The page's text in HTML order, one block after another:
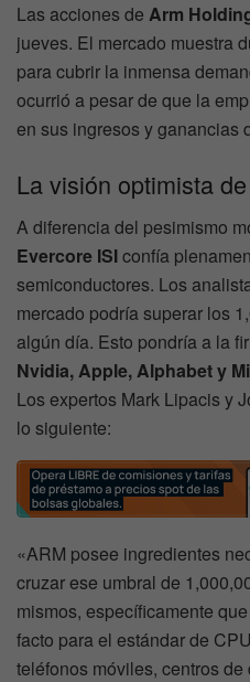
Las acciones de Arm
jueves. El mercado muestra
para cubrir la inmensa
ocurrió a pesar de que la
en sus ingresos y ganancias
La visión optimista
A diferencia del pesimismo
Evercore ISIconfía
semiconductores. Los
mercado podría superar los
algún día. Esto pondría a la
Nvidia, Apple, Alphabet y
Los expertos Mark Lipacis y
lo siguiente:
«ARM posee ingredientes
cruzar ese umbral de
mismos, específicamente
facto para el estándar de
teléfonos móviles, centros de